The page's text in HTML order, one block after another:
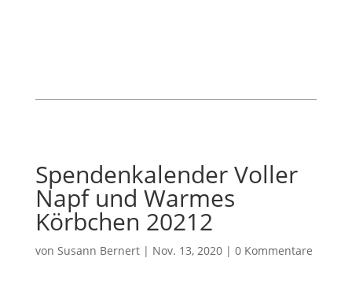
Spendenkalender Voller
Napf und Warmes
Körbchen 20212
von Susann Bernert| Nov. 13, 2020| 0 Kommentare